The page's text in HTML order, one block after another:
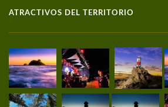
ATRACTIVOS DEL TERRITORIO